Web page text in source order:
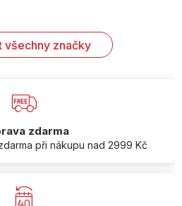
všechny značky
zdarma
při nákupu nad 2999 Kč